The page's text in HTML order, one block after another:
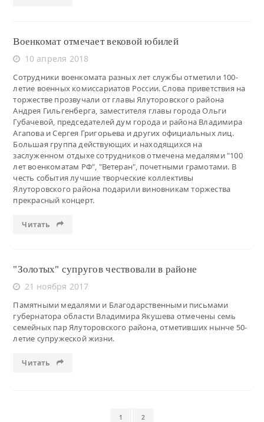
Военкомат отмечает вековой юбилей
10 апреля 2018
Сотрудники военкомата разных лет службы отметили 100-
летие военных комиссариатов России. Слова приветствия на
торжестве прозвучали от главы Ялуторовского района
Андрея Гильгенберга, заместителя главы города Ольги
Губачевой, председателей дум города и района Владимира
Агапова и Сергея Григорьева и других официальных лиц.
Большая группа действующих и находящихся на
заслуженном отдыхе сотрудников отмечена медалями "100
лет военкоматам РФ", "Ветеран", почетными грамотами. В
честь события лучшие творческие коллективы
Ялуторовского района подарили виновникам торжества
прекрасный концерт.
Читать
"Золотых" супругов чествовали в районе
21 ноября 2017
Памятными медалями и Благодарственными письмами
губернатора области Владимира Якушева отмечены семь
семейных пар Ялуторовского района, отметивших нынче 50-
летие супружеской жизни.
Читать
1 2